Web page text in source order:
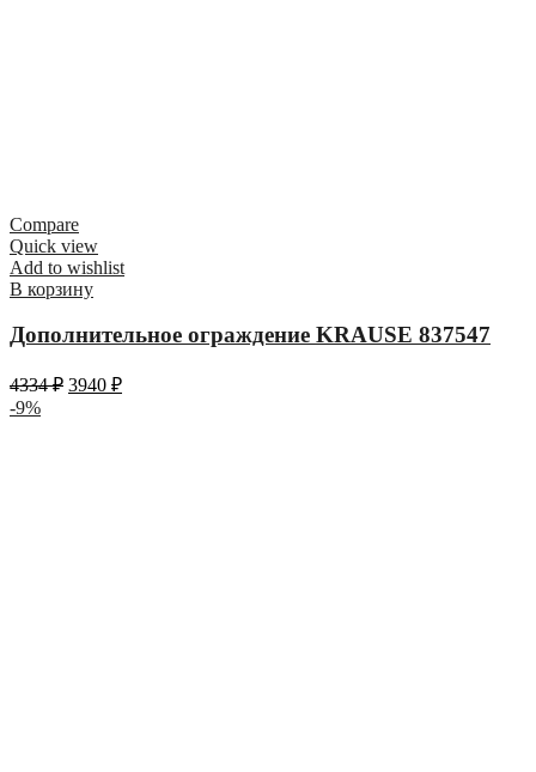
Compare
Quick view
Add to wishlist
В корзину
Дополнительное ограждение KRAUSE 837547
4334₽ 3940 ₽
-9%